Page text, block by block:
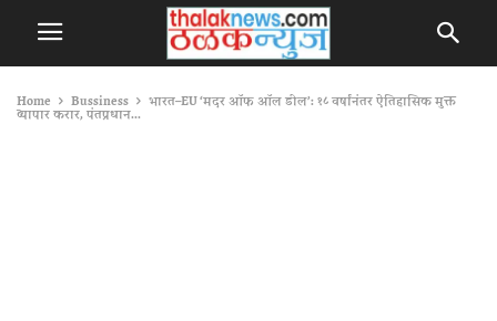
Home Bussiness भारत–EU ‘मदर ऑफ ऑल डील’: १८ वर्षांनंतर ऐतिहासिक मुक्त
व्यापार करार, पंतप्रधान...